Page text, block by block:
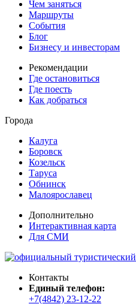
Чем заняться
Маршруты
События
Блог
Бизнесу и инвесторам
Рекомендации
Где остановиться
Где поесть
Как добраться
Города
Калуга
Боровск
Козельск
Таруса
Обнинск
Малоярославец
Дополнительно
Интерактивная карта
Для СМИ
Контакты
Единый телефон:
+7(4842) 23-12-22